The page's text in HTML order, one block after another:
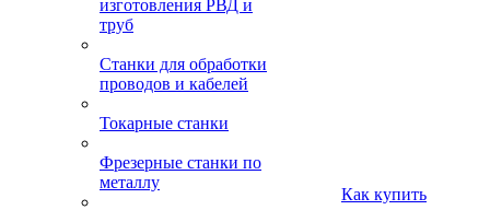
изготовления РВД и
труб
Станки для обработки
проводов и кабелей
Токарные станки
Фрезерные станки по
металлу
Как купить